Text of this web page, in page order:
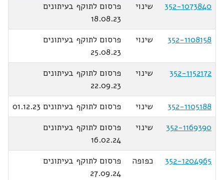
352-1073840
שינוי
פרסום לתוקף בעיתונים
18.08.23
352-1108158
שינוי
פרסום לתוקף בעיתונים
25.08.23
352-1152172
שינוי
פרסום לתוקף בעיתונים
22.09.23
352-1105188
שינוי
פרסום לתוקף בעיתונים 01.12.23
352-1169390
שינוי
פרסום לתוקף בעיתונים
16.02.24
352-1204965
כפופה
פרסום לתוקף בעיתונים
27.09.24